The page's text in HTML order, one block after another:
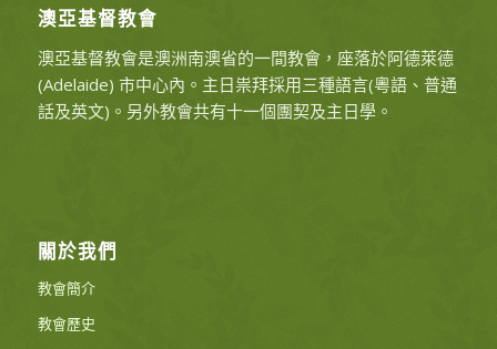
澳亞基督教會
澳亞基督教會是澳洲南澳省的一間教會，座落於阿德萊德
(Adelaide) 市中心內。主日祟拜採用三種語言(粵語、普通
話及英文)。另外教會共有十一個團契及主日學。
關於我們
教會簡介
教會歷史